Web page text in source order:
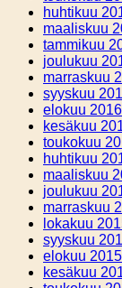
huhtikuu
maaliskuu
tammikuu
joulukuu
marraskuu
syyskuu
elokuu 2016
kesäkuu
toukokuu
huhtikuu
maaliskuu
joulukuu
marraskuu
lokakuu
syyskuu
elokuu 2015
kesäkuu